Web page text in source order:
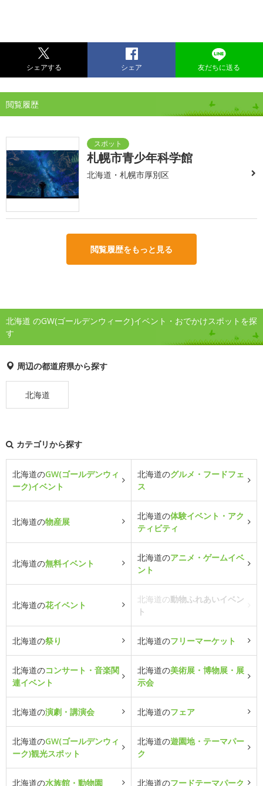
シェアする シェア 友だちに送る
閲覧履歴
札幌市青少年科学館
北海道・札幌市厚別区
閲覧履歴をもっと見る
北海道 のGW(ゴールデンウィーク)イベント・おでかけスポットを探
す
周辺の都道府県から探す
北海道
カテゴリから探す
北海道のGW(ゴールデンウィ
ーク)イベント
北海道のグルメ・フードフェ
ス
北海道の物産展
北海道の体験イベント・アク
ティビティ
北海道の無料イベント
北海道のアニメ・ゲームイベ
ント
北海道の花イベント
北海道の動物ふれあいイベン
ト
北海道の祭り 北海道のフリーマーケット
北海道のコンサート・音楽関
連イベント
北海道の美術展・博物展・展
示会
北海道の演劇・講演会 北海道のフェア
北海道のGW(ゴールデンウィ
ーク)観光スポット
北海道の遊園地・テーマパー
ク
北海道の水族館・動物園 北海道のフードテーマパーク